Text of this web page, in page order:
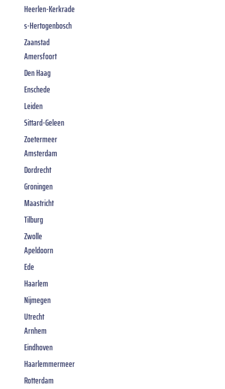
Heerlen-Kerkrade
s-Hertogenbosch
Zaanstad
Amersfoort
Den Haag
Enschede
Leiden
Sittard-Geleen
Zoetermeer
Amsterdam
Dordrecht
Groningen
Maastricht
Tilburg
Zwolle
Apeldoorn
Ede
Haarlem
Nijmegen
Utrecht
Arnhem
Eindhoven
Haarlemmermeer
Rotterdam